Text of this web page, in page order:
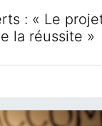
: « Le
la réussite »